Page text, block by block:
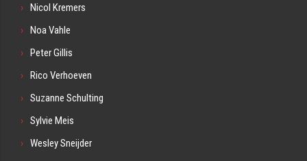
Nicol Kremers
Noa Vahle
Peter Gillis
Rico Verhoeven
Suzanne Schulting
Sylvie Meis
Wesley Sneijder